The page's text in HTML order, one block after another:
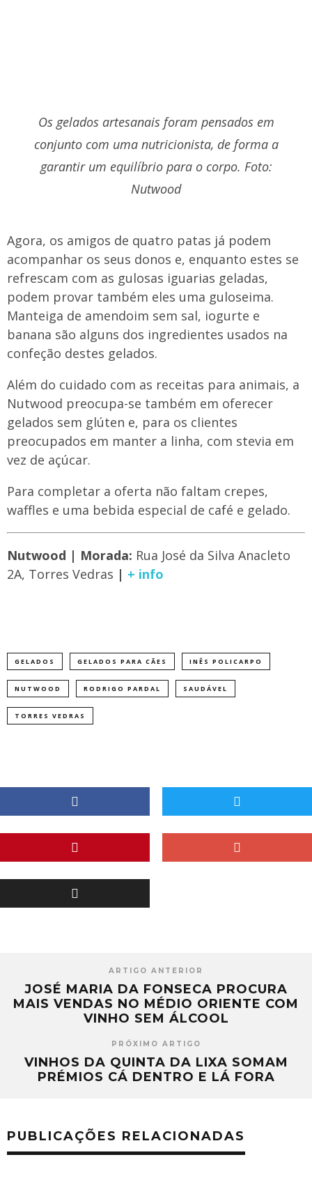
Os gelados artesanais foram pensados em
conjunto com uma nutricionista, de forma a
garantir um equilíbrio para o corpo. Foto:
Nutwood
Agora, os amigos de quatro patas já podem
acompanhar os seus donos e, enquanto estes se
refrescam com as gulosas iguarias geladas,
podem provar também eles uma guloseima.
Manteiga de amendoim sem sal, iogurte e
banana são alguns dos ingredientes usados na
confeção destes gelados.
Além do cuidado com as receitas para animais, a
Nutwood preocupa-se também em oferecer
gelados sem glúten e, para os clientes
preocupados em manter a linha, com stevia em
vez de açúcar.
Para completar a oferta não faltam crepes,
waffles e uma bebida especial de café e gelado.
Nutwood | Morada: Rua José da Silva Anacleto
2A, Torres Vedras | + info
GELADOS GELADOS PARA CÃES INÊS POLICARPO
NUTWOOD RODRIGO PARDAL SAUDÁVEL
TORRES VEDRAS
ARTIGO ANTERIOR
JOSÉ MARIA DA FONSECA PROCURA
MAIS VENDAS NO MÉDIO ORIENTE COM
VINHO SEM ÁLCOOL
PRÓXIMO ARTIGO
VINHOS DA QUINTA DA LIXA SOMAM
PRÉMIOS CÁ DENTRO E LÁ FORA
PUBLICAÇÕES RELACIONADAS